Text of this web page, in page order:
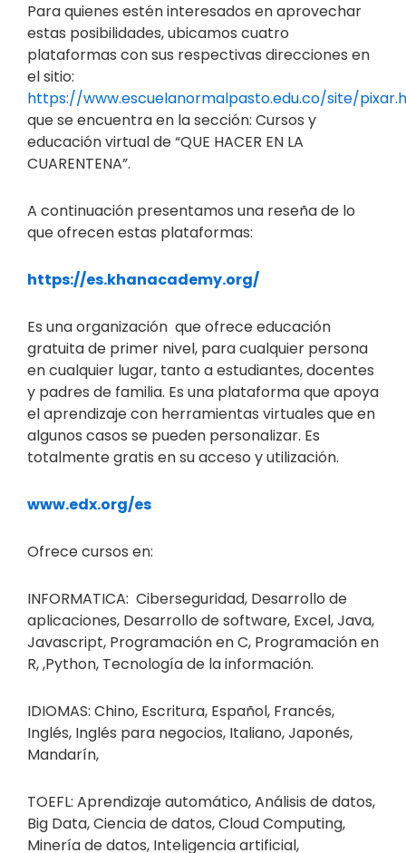
Para quienes estén interesados en aprovechar
estas posibilidades, ubicamos cuatro
plataformas con sus respectivas direcciones en
el sitio:
https://www.escuelanormalpasto.edu.co/site/
que se encuentra en la sección: Cursos y
educación virtual de “QUE HACER EN LA
CUARENTENA”.
A continuación presentamos una reseña de lo
que ofrecen estas plataformas:
https://es.khanacademy.org/
Es una organización que ofrece educación
gratuita de primer nivel, para cualquier persona
en cualquier lugar, tanto a estudiantes, docentes
y padres de familia. Es una plataforma que apoya
el aprendizaje con herramientas virtuales que en
algunos casos se pueden personalizar. Es
totalmente gratis en su acceso y utilización.
www.edx.org/es
Ofrece cursos en:
INFORMATICA: Ciberseguridad, Desarrollo de
aplicaciones, Desarrollo de software, Excel, Java,
Javascript, Programación en C, Programación en
R, ,Python, Tecnología de la información.
IDIOMAS: Chino, Escritura, Español, Francés,
Inglés, Inglés para negocios, Italiano, Japonés,
Mandarín,
TOEFL: Aprendizaje automático, Análisis de datos,
Big Data, Ciencia de datos, Cloud Computing,
Minería de datos, Inteligencia artificial,